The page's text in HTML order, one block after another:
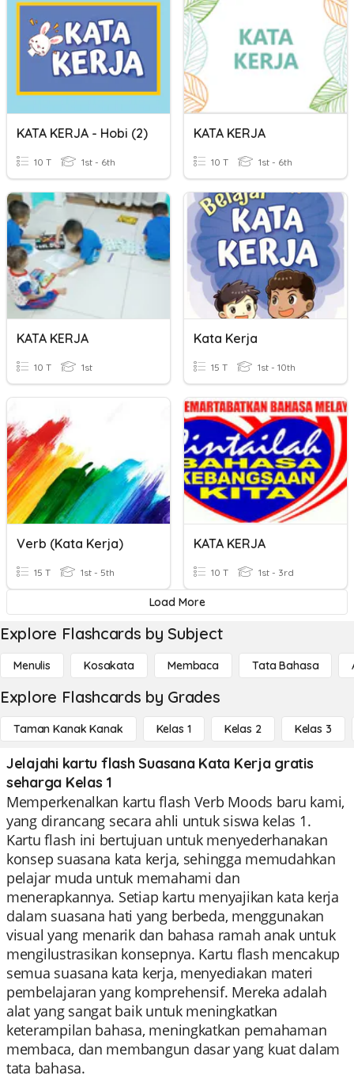
KATA KERJA - Hobi (2)
10 T 1st - 6th
KATA KERJA
10 T 1st - 6th
KATA KERJA
10 T 1st
Kata Kerja
15 T 1st - 10th
Verb (kata Kerja)
15 T 1st - 5th
KATA KERJA
10 T 1st - 3rd
Load More
Explore Flashcards by Subject
Menulis Kosakata Membaca Tata Bahasa
Explore Flashcards by Grades
Taman Kanak Kanak Kelas 1 Kelas 2 Kelas 3
Jelajahi kartu flash Suasana Kata Kerja gratis
seharga Kelas 1
Memperkenalkan kartu flash Verb Moods baru kami,
yang dirancang secara ahli untuk siswa kelas 1.
Kartu flash ini bertujuan untuk menyederhanakan
konsep suasana kata kerja, sehingga memudahkan
pelajar muda untuk memahami dan
menerapkannya. Setiap kartu menyajikan kata kerja
dalam suasana hati yang berbeda, menggunakan
visual yang menarik dan bahasa ramah anak untuk
mengilustrasikan konsepnya. Kartu flash mencakup
semua suasana kata kerja, menyediakan materi
pembelajaran yang komprehensif. Mereka adalah
alat yang sangat baik untuk meningkatkan
keterampilan bahasa, meningkatkan pemahaman
membaca, dan membangun dasar yang kuat dalam
tata bahasa.